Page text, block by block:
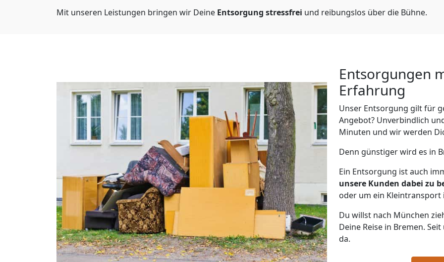
Mit unseren Leistungen bringen wir Deine Entsorgung stressfrei und reibungslos über die Bühne.
Entsorgungen
Erfahrung
Unser Entsorgung gilt für
Angebot? Unverbindlich
Minuten und wir werden
Denn günstiger wird es in
Ein Entsorgung ist auch
unsere Kunden dabei zu
oder um ein Kleintransport
Du willst nach München
Deine Reise in Bremen.
da.